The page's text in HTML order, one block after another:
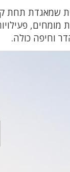
שמאגדת תחת
וחיפה כולה.